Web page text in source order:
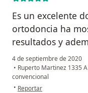
Es un excelente
ortodoncia ha
resultados y
4 de septiembre de 2020
• Ruperto Martinez 1335
convencional
• en opinión del usuario
Reportar